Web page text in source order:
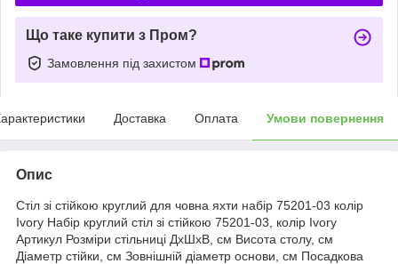
Що таке купити з Пром?
Замовлення під захистом
Доставка Оплата Умови повернення
Опис
Стіл зі стійкою круглий для човна яхти набір 75201-03 колір
Ivory Набір круглий стіл зі стійкою 75201-03, колір Ivory
Артикул Розміри стільниці ДхШхВ, см Висота столу, см
Діаметр стійки, см Зовнішній діаметр основи, см Посадкова